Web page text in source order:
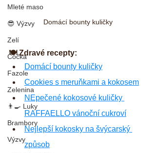
Mleté maso
😎 Výzvy
Zelí
Čočka
Fazole
Zelenina
👨‍🍳 Luky
Brambory
Výzvy
Domácí bounty kuličky
🍽 Zdravé recepty:
Domácí bounty kuličky
Cookies s meruňkami a kokosem
NEpečené kokosové kuličky
RAFFAELLO vánoční cukroví
Nejlepší kokosky na švýcarský
způsob